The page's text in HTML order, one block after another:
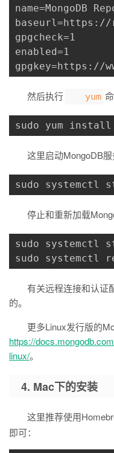
name=MongoDB
baseurl=https://
gpgcheck=1
enabled=1
gpgkey=https://
然后执行 yum
sudo yum install
这里启动MongoDB服
sudo systemctl
停止和重新加载
sudo systemctl
sudo systemctl
有关远程连接和认证
的。
更多Linux发行版的
https://
linux/。
4. Mac下的安装
这里推荐使用
即可：